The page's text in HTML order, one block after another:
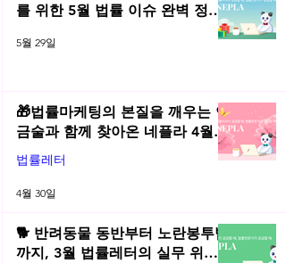
를 위한 5월 법률 이슈 완벽 정리 |
5월 29일
🎁법률마케팅의 본질을 깨우는 연
금술과 함께 찾아온 네플라 4월
법률레터
법률레터
4월 30일
🐕 반려동물 동반부터 노란봉투법
까지, 3월 법률레터의 실무 위키